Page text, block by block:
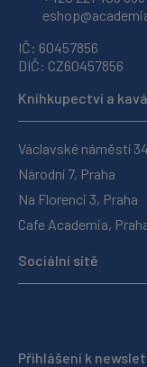
IČ: 60457856
DIČ: CZ60457856
Knihkupectví a
Václavské náměstí
Národní 7, Praha
Na Florenci 3, Praha
Cafe Academia,
Sociální sítě
Přihlášení k